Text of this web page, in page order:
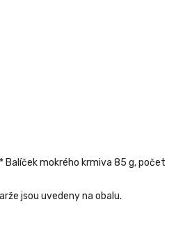
Balíček mokrého krmiva 85 g, počet
jsou uvedeny na obalu.